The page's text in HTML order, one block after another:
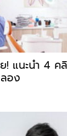
แนะนำ 4 ค
อง